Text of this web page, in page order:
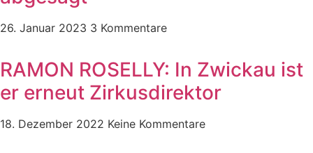
26. Januar 2023 3 Kommentare
RAMON ROSELLY: In Zwickau ist
er erneut Zirkusdirektor
18. Dezember 2022 Keine Kommentare